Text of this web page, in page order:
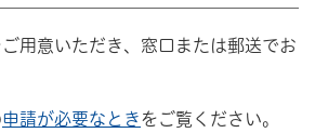
用意いただき、窓口または郵送でお
申請が必要なときをご覧ください。